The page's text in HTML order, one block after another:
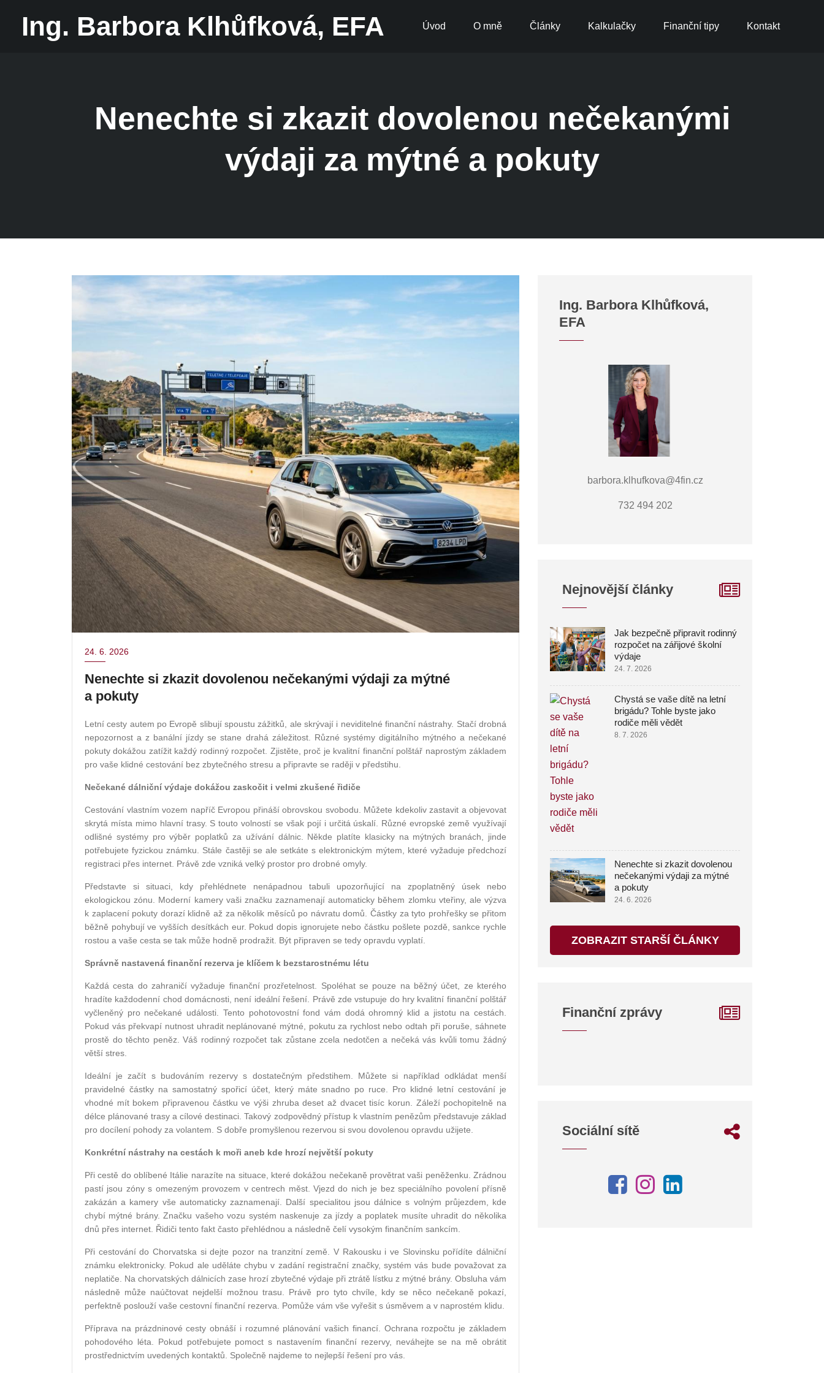
Ing. Barbora Klhůfková, EFA Úvod O mně Články Kalkulačky Finanční tipy Kontakt
Nenechte si zkazit dovolenou nečekanými
výdaji za mýtné a pokuty
24. 6. 2026
Nenechte si zkazit dovolenou nečekanými výdaji za mýtné
a pokuty
Letní cesty autem po Evropě slibují spoustu zážitků, ale skrývají i neviditelné finanční nástrahy. Stačí drobná
nepozornost a z banální jízdy se stane drahá záležitost. Různé systémy digitálního mýtného a nečekané
pokuty dokážou zatížit každý rodinný rozpočet. Zjistěte, proč je kvalitní finanční polštář naprostým základem
pro vaše klidné cestování bez zbytečného stresu a připravte se raději v předstihu.
Nečekané dálniční výdaje dokážou zaskočit i velmi zkušené řidiče
Cestování vlastním vozem napříč Evropou přináší obrovskou svobodu. Můžete kdekoliv zastavit a objevovat
skrytá místa mimo hlavní trasy. S touto volností se však pojí i určitá úskalí. Různé evropské země využívají
odlišné systémy pro výběr poplatků za užívání dálnic. Někde platíte klasicky na mýtných branách, jinde
potřebujete fyzickou známku. Stále častěji se ale setkáte s elektronickým mýtem, které vyžaduje předchozí
registraci přes internet. Právě zde vzniká velký prostor pro drobné omyly.
Představte si situaci, kdy přehlédnete nenápadnou tabuli upozorňující na zpoplatněný úsek nebo
ekologickou zónu. Moderní kamery vaši značku zaznamenají automaticky během zlomku vteřiny, ale výzva
k zaplacení pokuty dorazí klidně až za několik měsíců po návratu domů. Částky za tyto prohřešky se přitom
běžně pohybují ve vyšších desítkách eur. Pokud dopis ignorujete nebo částku pošlete pozdě, sankce rychle
rostou a vaše cesta se tak může hodně prodražit. Být připraven se tedy opravdu vyplatí.
Správně nastavená finanční rezerva je klíčem k bezstarostnému létu
Každá cesta do zahraničí vyžaduje finanční prozřetelnost. Spoléhat se pouze na běžný účet, ze kterého
hradíte každodenní chod domácnosti, není ideální řešení. Právě zde vstupuje do hry kvalitní finanční polštář
vyčleněný pro nečekané události. Tento pohotovostní fond vám dodá ohromný klid a jistotu na cestách.
Pokud vás překvapí nutnost uhradit neplánované mýtné, pokutu za rychlost nebo odtah při poruše, sáhnete
prostě do těchto peněz. Váš rodinný rozpočet tak zůstane zcela nedotčen a nečeká vás kvůli tomu žádný
větší stres.
Ideální je začít s budováním rezervy s dostatečným předstihem. Můžete si například odkládat menší
pravidelné částky na samostatný spořicí účet, který máte snadno po ruce. Pro klidné letní cestování je
vhodné mít bokem připravenou částku ve výši zhruba deset až dvacet tisíc korun. Záleží pochopitelně na
délce plánované trasy a cílové destinaci. Takový zodpovědný přístup k vlastním penězům představuje základ
pro docílení pohody za volantem. S dobře promyšlenou rezervou si svou dovolenou opravdu užijete.
Konkrétní nástrahy na cestách k moři aneb kde hrozí největší pokuty
Při cestě do oblíbené Itálie narazíte na situace, které dokážou nečekaně provětrat vaši peněženku. Zrádnou
pastí jsou zóny s omezeným provozem v centrech měst. Vjezd do nich je bez speciálního povolení přísně
zakázán a kamery vše automaticky zaznamenají. Další specialitou jsou dálnice s volným průjezdem, kde
chybí mýtné brány. Značku vašeho vozu systém naskenuje za jízdy a poplatek musíte uhradit do několika
dnů přes internet. Řidiči tento fakt často přehlédnou a následně čelí vysokým finančním sankcím.
Při cestování do Chorvatska si dejte pozor na tranzitní země. V Rakousku i ve Slovinsku pořídíte dálniční
známku elektronicky. Pokud ale uděláte chybu v zadání registrační značky, systém vás bude považovat za
neplatiče. Na chorvatských dálnicích zase hrozí zbytečné výdaje při ztrátě lístku z mýtné brány. Obsluha vám
následně může naúčtovat nejdelší možnou trasu. Právě pro tyto chvíle, kdy se něco nečekaně pokazí,
perfektně poslouží vaše cestovní finanční rezerva. Pomůže vám vše vyřešit s úsměvem a v naprostém klidu.
Příprava na prázdninové cesty obnáší i rozumné plánování vašich financí. Ochrana rozpočtu je základem
pohodového léta. Pokud potřebujete pomoct s nastavením finanční rezervy, neváhejte se na mě obrátit
prostřednictvím uvedených kontaktů. Společně najdeme to nejlepší řešení pro vás.
Ing. Barbora Klhůfková,
EFA
barbora.klhufkova@4fin.cz
732 494 202
Nejnovější články
Jak bezpečně připravit rodinný
rozpočet na zářijové školní
výdaje
24. 7. 2026
Chystá se vaše dítě na letní
brigádu? Tohle byste jako
rodiče měli vědět
8. 7. 2026
Nenechte si zkazit dovolenou
nečekanými výdaji za mýtné
a pokuty
24. 6. 2026
ZOBRAZIT STARŠÍ ČLÁNKY
Finanční zprávy
Sociální sítě
Chcete vědět víc?
Nechte si zasílat tipy pro Vaši peněženku
Souhlasím sezpracováním osobních údajů